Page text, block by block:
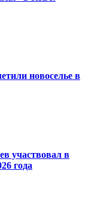
новоселье в
участвовал в
года